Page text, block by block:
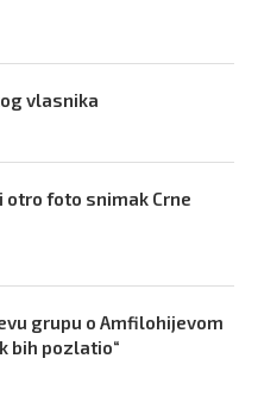
vlasnika
otro foto snimak Crne
grupu o Amfilohijevom
bih pozlatio“